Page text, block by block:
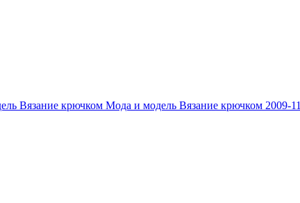
Вязание крючком Мода и модель Вязание крючком 2009-11